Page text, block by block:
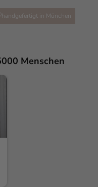
handgefertigt in München
Menschen